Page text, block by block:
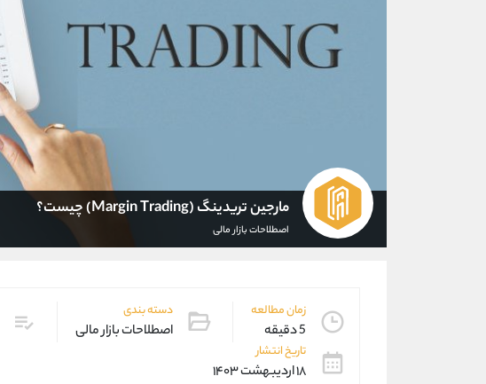
مارجین تریدینگ (Margin Trading) چیست؟
اصطلاحات بازار مالی
زمان مطالعه
5 دقیقه
دسته بندی
اصطلاحات بازار مالی
تاریخ انتشار
۱۸ اردیبهشت ۱۴۰۳